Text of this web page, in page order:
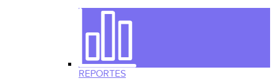
REPORTES